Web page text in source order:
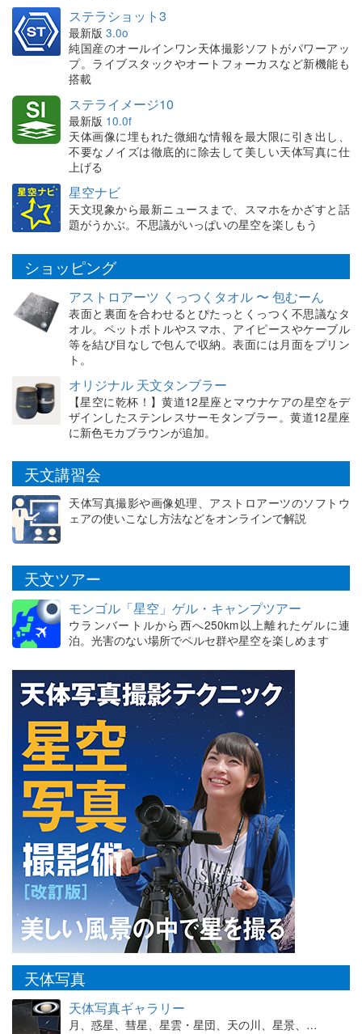
ステラショット3
最新版 3.0o
純国産のオールインワン天体撮影ソフトがパワーアッ
プ。ライブスタックやオートフォーカスなど新機能も
搭載
ステライメージ10
最新版 10.0f
天体画像に埋もれた微細な情報を最大限に引き出し、
不要なノイズは徹底的に除去して美しい天体写真に仕
上げる
星空ナビ
天文現象から最新ニュースまで、スマホをかざすと話
題がうかぶ。不思議がいっぱいの星空を楽しもう
ショッピング
アストロアーツ くっつくタオル 〜 包むーん
表面と裏面を合わせるとぴたっとくっつく不思議なタ
オル。ペットボトルやスマホ、アイピースやケーブル
等を結び目なしで包んで収納。表面には月面をプリン
ト。
オリジナル 天文タンブラー
【星空に乾杯！】黄道12星座とマウナケアの星空をデ
ザインしたステンレスサーモタンブラー。黄道12星座
に新色モカブラウンが追加。
天文講習会
天体写真撮影や画像処理、アストロアーツのソフトウ
ェアの使いこなし方法などをオンラインで解説
天文ツアー
モンゴル「星空」ゲル・キャンプツアー
ウランバートルから西へ250km以上離れたゲルに連
泊。光害のない場所でペルセ群や星空を楽しめます
天体写真
天体写真ギャラリー
月、惑星、彗星、星雲・星団、天の川、星景、…